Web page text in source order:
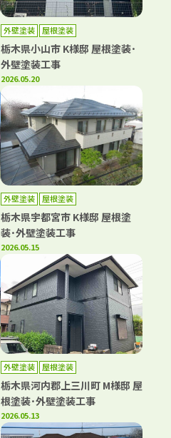
外壁塗装 屋根塗装
栃木県小山市 K様邸 屋根塗装･
外壁塗装工事
2026.05.20
外壁塗装 屋根塗装
栃木県宇都宮市 K様邸 屋根塗
装･外壁塗装工事
2026.05.15
外壁塗装 屋根塗装
栃木県河内郡上三川町 M様邸 屋
根塗装･外壁塗装工事
2026.05.13